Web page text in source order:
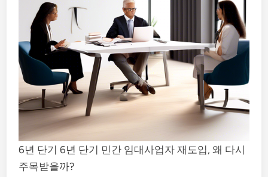
6년 단기 6년 단기 민간 임대사업자 재도입, 왜 다시
주목받을까?